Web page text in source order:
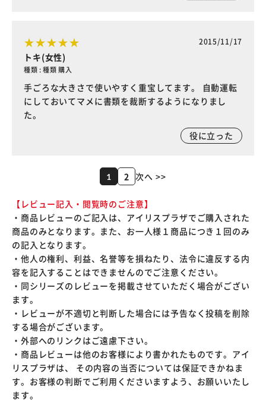
2015/11/17
トキ(女性)
種類 : 種類 購入
手ごろな大きさで使いやすく重宝してます。 自動運転
にしておいてマメに書類を裁断するようになりまし
た。
役に立った
1 2 次へ >>
【レビュー記入・閲覧時のご注意】
・商品レビューのご記入は、アイリスプラザでご購入された
商品のみとなります。また、お一人様１商品につき１回のみ
の記入となります。
・他人の権利、利益、名誉等を損ねたり、法令に違反する内
容を記入することはできませんのでご注意ください。
・同シリーズのレビューを掲載させていただく場合がござい
ます。
・レビューが不適切と判断した場合には予告なく投稿を削除
する場合がございます。
・外部へのリンクはご遠慮下さい。
・商品レビューは他のお客様により書かれたものです。アイ
リスプラザは、 その内容の当否については保証できかねま
す。お客様の判断でご利用くださいますよう、お願いいたし
ます。